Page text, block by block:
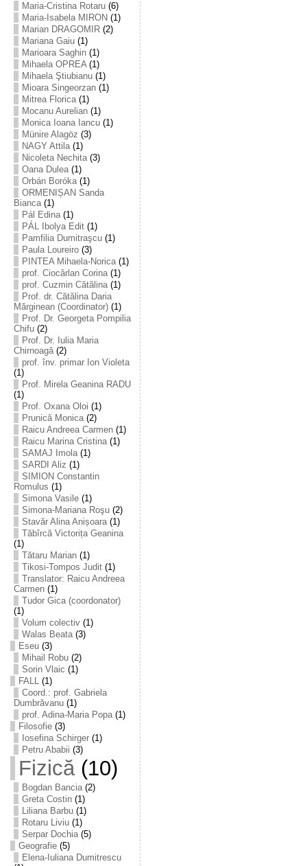
Maria-Cristina Rotaru(6)
Maria-Isabela MIRON (1)
Marian DRAGOMIR(2)
Mariana Gaiu(1)
Marioara Saghin(1)
Mihaela OPREA(1)
Mihaela Ştiubianu(1)
Mioara Singeorzan(1)
Mitrea Florica(1)
Mocanu Aurelian(1)
Monica Ioana Iancu(1)
Münire Alagöz (3)
NAGY Attila(1)
Nicoleta Nechita(3)
Oana Dulea(1)
Orbán Boróka(1)
ORMENIȘAN Sanda
Bianca(1)
Pál Edina(1)
PÁL Ibolya Edit(1)
Pamfilia Dumitraşcu(1)
Paula Loureiro(3)
PINTEA Mihaela-Norica(1)
prof. Ciocârlan Corina(1)
prof. Cuzmin Cătălina(1)
Prof. dr. Cătălina Daria
Mărginean (Coordinator)(1)
Prof. Dr. Georgeta Pompilia
Chifu(2)
Prof. Dr. Iulia Maria
Chirnoagă(2)
prof. înv. primar Ion Violeta
(1)
Prof. Mirela Geanina RADU
(1)
Prof. Oxana Oloi (1)
Prunică Monica(2)
Raicu Andreea Carmen(1)
Raicu Marina Cristina(1)
SAMAJ Imola(1)
SARDI Aliz (1)
SIMION Constantin
Romulus (1)
Simona Vasile(1)
Simona-Mariana Roşu(2)
Stavăr Alina Anișoara(1)
Tăbîrcă Victorița Geanina
(1)
Tătaru Marian(1)
Tikosi-Tompos Judit(1)
Translator: Raicu Andreea
Carmen(1)
Tudor Gica (coordonator)
(1)
Volum colectiv(1)
Walas Beata(3)
Eseu(3)
Mihail Robu(2)
Sorin Vlaic (1)
FALL(1)
Coord.: prof. Gabriela
Dumbrăvanu(1)
prof. Adina-Maria Popa(1)
Filosofie(3)
Iosefina Schirger(1)
Petru Ababii (3)
Fizică(10)
Bogdan Bancia(2)
Greta Costin(1)
Liliana Barbu(1)
Rotaru Liviu(1)
Serpar Dochia(5)
Geografie(5)
Elena-Iuliana Dumitrescu